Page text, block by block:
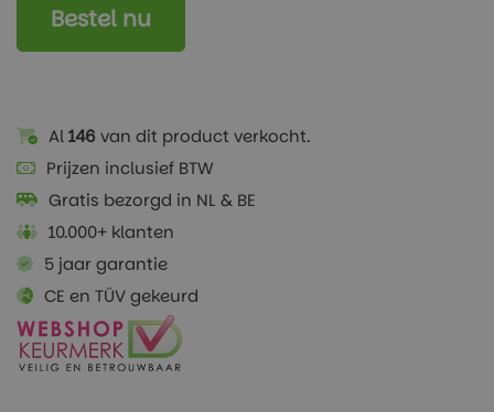
Bestel nu
Al146 van dit product verkocht.
Prijzen inclusief BTW
Gratis bezorgd in NL & BE
10.000+ klanten
5 jaar garantie
CE en TÜV gekeurd